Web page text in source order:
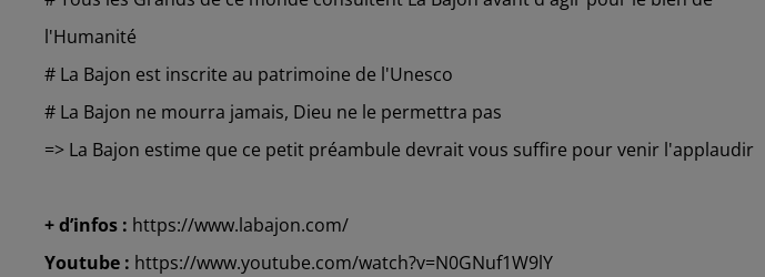
l'Humanité
# La Bajon est inscrite au patrimoine de l'Unesco
# La Bajon ne mourra jamais, Dieu ne le permettra pas
=> La Bajon estime que ce petit préambule devrait vous suffire pour venir l'applaudir
+ d’infos : https://www.labajon.com/
Youtube : https://www.youtube.com/watch?v=N0GNuf1W9lY